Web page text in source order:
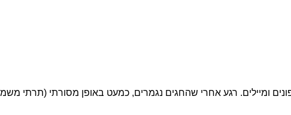
ומיילים. רגע אחרי שהחגים נגמרים, כמעט באופן מסורתי (תרתי